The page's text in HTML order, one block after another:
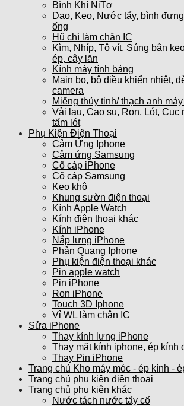
Bình Khí NiTơ
Dao, Keo, Nước tẩy, bình
ống
Hũ chì làm chân IC
Kìm, Nhíp, Tô vít, Súng bắn
ép, cây lăn
Kính máy tính bảng
Main bo, bộ điều khiển nhiệt,
camera
Miếng thủy tinh/ thạch anh
Vải lau, Cao su, Ron, Lót, Cục
tấm lót
Phụ Kiện Điện Thoại
Cảm Ứng Iphone
Cảm ứng Samsung
Cổ cáp iPhone
Cổ cáp Samsung
Keo khô
Khung sườn điện thoại
Kính Apple Watch
Kính điện thoại khác
Kính iPhone
Nắp lưng iPhone
Phản Quang Iphone
Phụ kiện điện thoại khác
Pin apple watch
Pin iPhone
Ron iPhone
Touch 3D Iphone
Vỉ WL làm chân IC
Sửa iPhone
Thay kính lưng iPhone
Thay mặt kính iphone, ép kính
Thay Pin iPhone
Trang chủ Kho máy móc - ép kính -
Trang chủ phụ kiện điện thoại
Trang chủ phụ kiện khác
Nước tách nước tẩy cổ